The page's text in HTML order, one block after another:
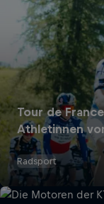
Tour de
Athletinnen von
Radsport